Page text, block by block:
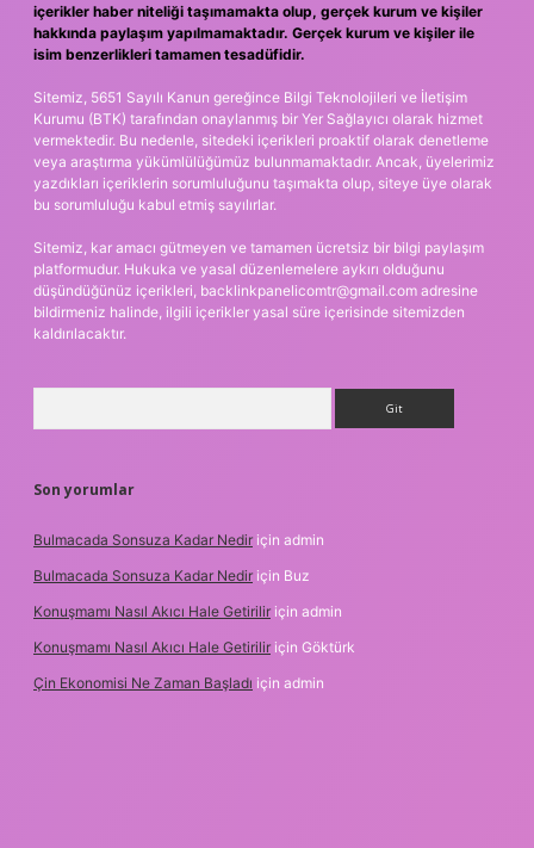
içerikler haber niteliği taşımamakta olup, gerçek kurum ve kişiler
hakkında paylaşım yapılmamaktadır. Gerçek kurum ve kişiler ile
isim benzerlikleri tamamen tesadüfidir.
Sitemiz, 5651 Sayılı Kanun gereğince Bilgi Teknolojileri ve İletişim
Kurumu (BTK) tarafından onaylanmış bir Yer Sağlayıcı olarak hizmet
vermektedir. Bu nedenle, sitedeki içerikleri proaktif olarak denetleme
veya araştırma yükümlülüğümüz bulunmamaktadır. Ancak, üyelerimiz
yazdıkları içeriklerin sorumluluğunu taşımakta olup, siteye üye olarak
bu sorumluluğu kabul etmiş sayılırlar.
Sitemiz, kar amacı gütmeyen ve tamamen ücretsiz bir bilgi paylaşım
platformudur. Hukuka ve yasal düzenlemelere aykırı olduğunu
düşündüğünüz içerikleri, backlinkpanelicomtr@gmail.com adresine
bildirmeniz halinde, ilgili içerikler yasal süre içerisinde sitemizden
kaldırılacaktır.
Son yorumlar
Bulmacada Sonsuza Kadar Nedir için admin
Bulmacada Sonsuza Kadar Nedir için Buz
Konuşmamı Nasıl Akıcı Hale Getirilir için admin
Konuşmamı Nasıl Akıcı Hale Getirilir için Göktürk
Çin Ekonomisi Ne Zaman Başladı için admin